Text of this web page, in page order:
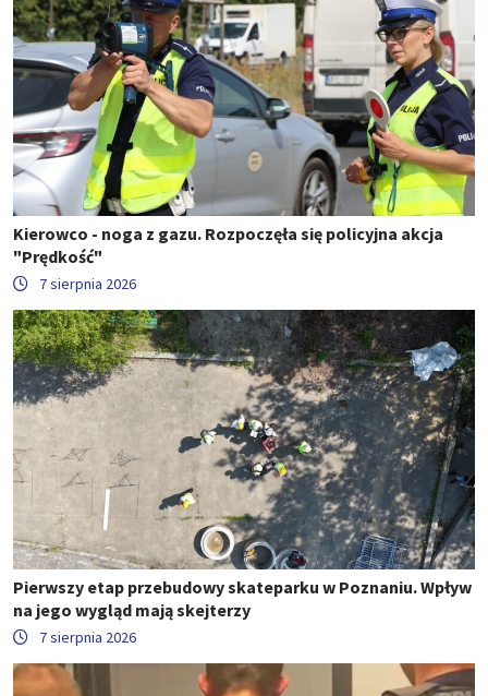
Kierowco - noga z gazu. Rozpoczęła się policyjna akcja
"Prędkość"
7 sierpnia 2026
Pierwszy etap przebudowy skateparku w Poznaniu. Wpływ
na jego wygląd mają skejterzy
7 sierpnia 2026